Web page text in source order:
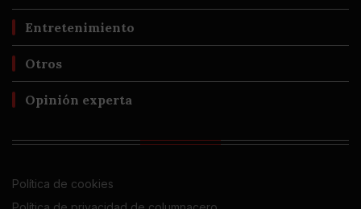
Entretenimiento
Otros
Opinión experta
Política de cookies